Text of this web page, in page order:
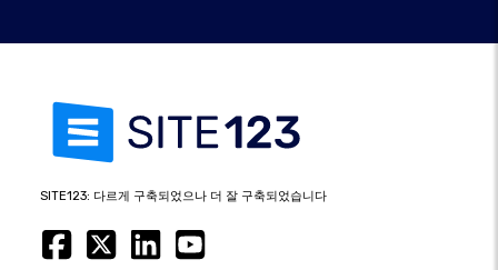
SITE123: 다르게 구축되었으나 더 잘 구축되었습니다